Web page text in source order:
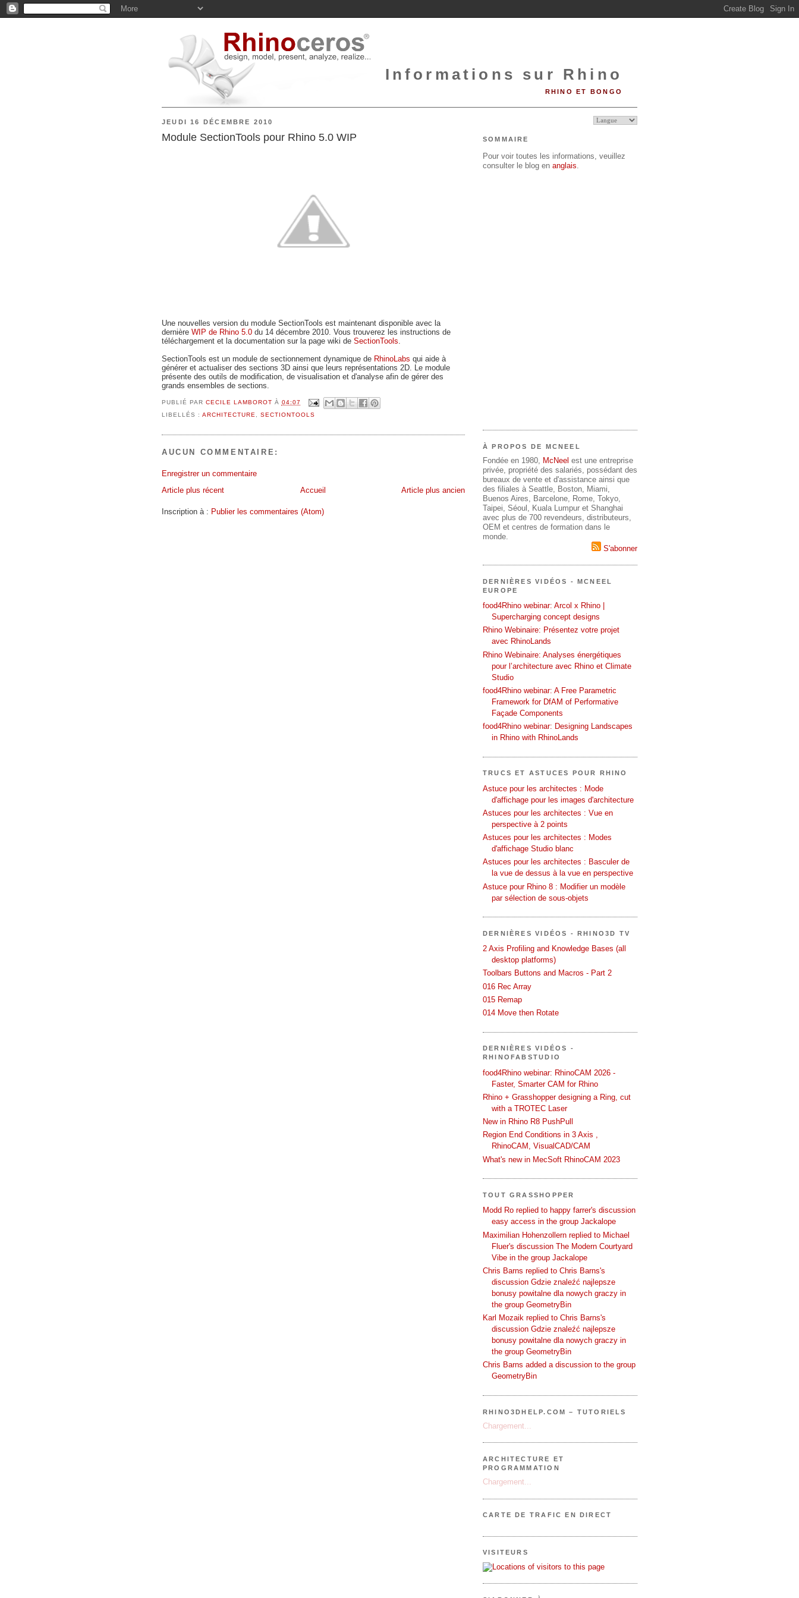
Informations sur Rhino
RHINO ET BONGO
JEUDI 16 DÉCEMBRE 2010
Module SectionTools pour Rhino 5.0 WIP
Une nouvelles version du module SectionTools est maintenant disponible avec la
dernière WIP de Rhino 5.0 du 14 décembre 2010. Vous trouverez les instructions de
téléchargement et la documentation sur la page wiki de SectionTools.
SectionTools est un module de sectionnement dynamique de RhinoLabs qui aide à
générer et actualiser des sections 3D ainsi que leurs représentations 2D. Le module
présente des outils de modification, de visualisation et d'analyse afin de gérer des
grands ensembles de sections.
PUBLIÉ PAR CECILE LAMBOROT À 04:07
LIBELLÉS : ARCHITECTURE, SECTIONTOOLS
AUCUN COMMENTAIRE:
Enregistrer un commentaire
Article plus récent
Article plus ancien
Accueil
Inscription à : Publier les commentaires (Atom)
SOMMAIRE
Pour voir toutes les informations, veuillez
consulter le blog en anglais
À PROPOS DE MCNEEL
Fondée en 1980, McNeel est une entreprise
privée, propriété des salariés, possédant des
bureaux de vente et d'assistance ainsi que
des filiales à Seattle, Boston, Miami,
Buenos Aires, Barcelone, Rome, Tokyo,
Taipei, Séoul, Kuala Lumpur et Shanghai
avec plus de 700 revendeurs, distributeurs,
OEM et centres de formation dans le
monde.
S'abonner
DERNIÈRES VIDÉOS - MCNEEL
EUROPE
food4Rhino webinar: Arcol x Rhino |
Supercharging concept designs
Rhino Webinaire: Présentez votre projet
avec RhinoLands
Rhino Webinaire: Analyses énergétiques
pour l’architecture avec Rhino et Climate
Studio
food4Rhino webinar: A Free Parametric
Framework for DfAM of Performative
Façade Components
food4Rhino webinar: Designing Landscapes
in Rhino with RhinoLands
TRUCS ET ASTUCES POUR RHINO
Astuce pour les architectes : Mode
d'affichage pour les images d'architecture
Astuces pour les architectes : Vue en
perspective à 2 points
Astuces pour les architectes : Modes
d'affichage Studio blanc
Astuces pour les architectes : Basculer de
la vue de dessus à la vue en perspective
Astuce pour Rhino 8 : Modifier un modèle
par sélection de sous-objets
DERNIÈRES VIDÉOS - RHINO3D TV
2 Axis Profiling and Knowledge Bases (all
desktop platforms)
Toolbars Buttons and Macros - Part 2
016 Rec Array
015 Remap
014 Move then Rotate
DERNIÈRES VIDÉOS -
RHINOFABSTUDIO
food4Rhino webinar: RhinoCAM 2026 -
Faster, Smarter CAM for Rhino
Rhino + Grasshopper designing a Ring, cut
with a TROTEC Laser
New in Rhino R8 PushPull
Region End Conditions in 3 Axis ,
RhinoCAM, VisualCAD/CAM
What's new in MecSoft RhinoCAM 2023
TOUT GRASSHOPPER
Modd Ro replied to happy farrer's discussion
easy access in the group Jackalope
Maximilian Hohenzollern replied to Michael
Fluer's discussion The Modern Courtyard
Vibe in the group Jackalope
Chris Barns replied to Chris Barns's
discussion Gdzie znaleźć najlepsze
bonusy powitalne dla nowych graczy in
the group GeometryBin
Karl Mozaik replied to Chris Barns's
discussion Gdzie znaleźć najlepsze
bonusy powitalne dla nowych graczy in
the group GeometryBin
Chris Barns added a discussion to the group
GeometryBin
RHINO3DHELP.COM – TUTORIELS
Chargement...
ARCHITECTURE ET
PROGRAMMATION
Chargement...
CARTE DE TRAFIC EN DIRECT
VISITEURS